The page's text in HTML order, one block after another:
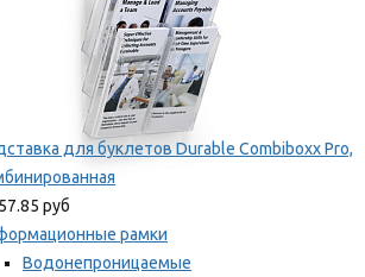
для буклетов Durable Combiboxx Pro,
руб
рамки
Водонепроницаемые